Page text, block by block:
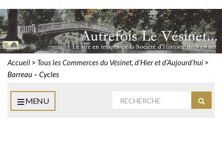
Accueil > Tous les Commerces du Vésinet, d’Hier et d’Aujourd’hui >
Barreau – Cycles
MENU